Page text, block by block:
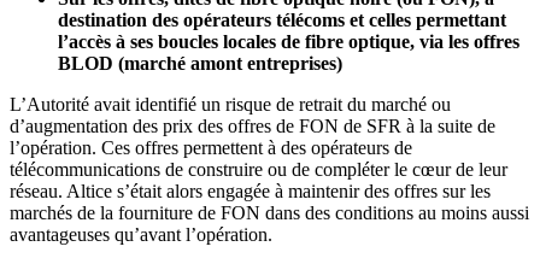
destination des opérateurs télécoms et celles permettant
l’accès à ses boucles locales de fibre optique, via les offres
BLOD (marché amont entreprises)
L’Autorité avait identifié un risque de retrait du marché ou
d’augmentation des prix des offres de FON de SFR à la suite de
l’opération. Ces offres permettent à des opérateurs de
télécommunications de construire ou de compléter le cœur de leur
réseau. Altice s’était alors engagée à maintenir des offres sur les
marchés de la fourniture de FON dans des conditions au moins aussi
avantageuses qu’avant l’opération.